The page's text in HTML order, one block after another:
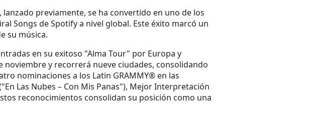
previamente, se ha convertido en uno de los
Songs de Spotify a nivel global. Este éxito marcó un
su música.
en su exitoso "Alma Tour" por Europa y
y recorrerá nueve ciudades, consolidando
nominaciones a los Latin GRAMMY® en las
Las Nubes – Con Mis Panas"), Mejor Interpretación
reconocimientos consolidan su posición como una